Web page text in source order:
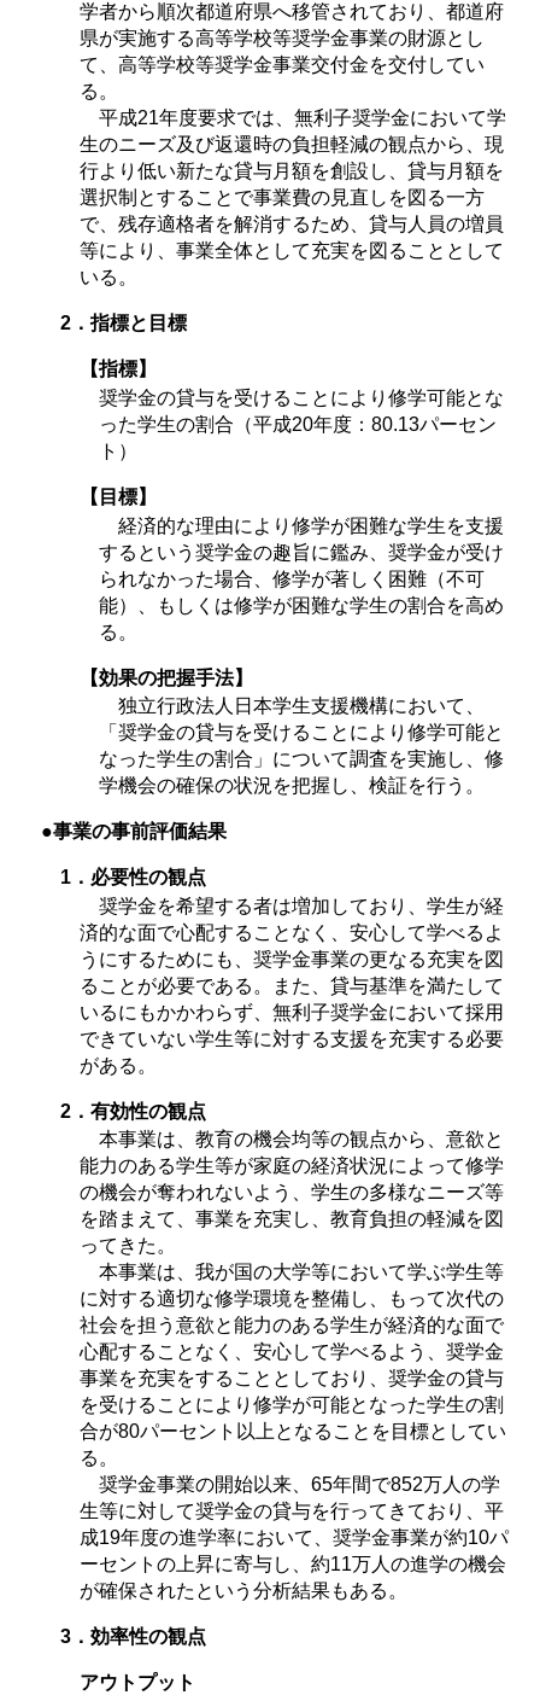
学者から順次都道府県へ移管されており、都道府
県が実施する高等学校等奨学金事業の財源とし
て、高等学校等奨学金事業交付金を交付してい
る。
平成21年度要求では、無利子奨学金において学
生のニーズ及び返還時の負担軽減の観点から、現
行より低い新たな貸与月額を創設し、貸与月額を
選択制とすることで事業費の見直しを図る一方
で、残存適格者を解消するため、貸与人員の増員
等により、事業全体として充実を図ることとして
いる。
2．指標と目標
【指標】
奨学金の貸与を受けることにより修学可能とな
った学生の割合（平成20年度：80.13パーセン
ト）
【目標】
経済的な理由により修学が困難な学生を支援
するという奨学金の趣旨に鑑み、奨学金が受け
られなかった場合、修学が著しく困難（不可
能）、もしくは修学が困難な学生の割合を高め
る。
【効果の把握手法】
独立行政法人日本学生支援機構において、
「奨学金の貸与を受けることにより修学可能と
なった学生の割合」について調査を実施し、修
学機会の確保の状況を把握し、検証を行う。
●事業の事前評価結果
1．必要性の観点
奨学金を希望する者は増加しており、学生が経
済的な面で心配することなく、安心して学べるよ
うにするためにも、奨学金事業の更なる充実を図
ることが必要である。また、貸与基準を満たして
いるにもかかわらず、無利子奨学金において採用
できていない学生等に対する支援を充実する必要
がある。
2．有効性の観点
本事業は、教育の機会均等の観点から、意欲と
能力のある学生等が家庭の経済状況によって修学
の機会が奪われないよう、学生の多様なニーズ等
を踏まえて、事業を充実し、教育負担の軽減を図
ってきた。
本事業は、我が国の大学等において学ぶ学生等
に対する適切な修学環境を整備し、もって次代の
社会を担う意欲と能力のある学生が経済的な面で
心配することなく、安心して学べるよう、奨学金
事業を充実をすることとしており、奨学金の貸与
を受けることにより修学が可能となった学生の割
合が80パーセント以上となることを目標としてい
る。
奨学金事業の開始以来、65年間で852万人の学
生等に対して奨学金の貸与を行ってきており、平
成19年度の進学率において、奨学金事業が約10パ
ーセントの上昇に寄与し、約11万人の進学の機会
が確保されたという分析結果もある。
3．効率性の観点
アウトプット